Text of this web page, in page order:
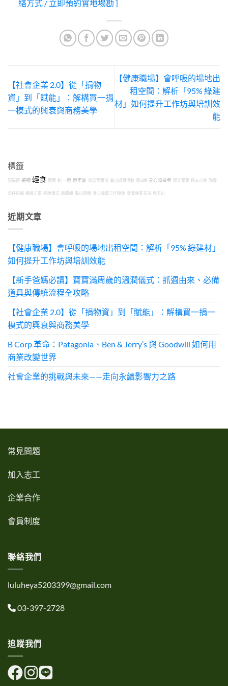
絡方式 / 立即預約實地場勘 ]
【社會企業 2.0】從「捐物
資」到「賦能」：解構買一捐
一模式的興衰與商務美學
【健康職場】會呼吸的場地出
租空間：解析「95% 綠建
材」如何提升工作坊與培訓效
能
標籤
預購禮 選物 輕食 面膜 逗一起 週年慶 辦公室租借 龜山抓周活動 雪Q餅 身心障礙者 陽光菓菓 週末市集 陶瓷
公仔彩繪 邊緣工事 週歲儀式 面膜組 龜山場租 身心障礙工作機會 身障就業支持 馬玉山
近期文章
【健康職場】會呼吸的場地出租空間：解析「95% 綠建材」
如何提升工作坊與培訓效能
【新手爸媽必讀】寶寶滿周歲的溫潤儀式：抓週由來、必備
道具與傳統流程全攻略
【社會企業 2.0】從「捐物資」到「賦能」：解構買一捐一
模式的興衰與商務美學
B Corp 革命：Patagonia、Ben & Jerry’s 與 Goodwill 如何用
商業改變世界
社會企業的挑戰與未來——走向永續影響力之路
常見問題
加入志工
企業合作
會員制度
聯絡我們
luluheya5203399@gmail.com
03-397-2728
追蹤我們